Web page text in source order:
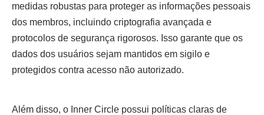
medidas robustas para proteger as informações pessoais
dos membros, incluindo criptografia avançada e
protocolos de segurança rigorosos. Isso garante que os
dados dos usuários sejam mantidos em sigilo e
protegidos contra acesso não autorizado.
Além disso, o Inner Circle possui políticas claras de